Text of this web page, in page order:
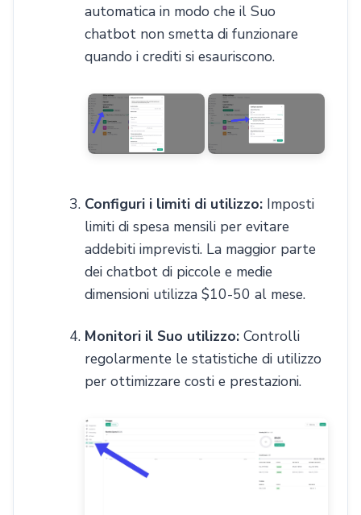
automatica in modo che il Suo
chatbot non smetta di funzionare
quando i crediti si esauriscono.
Configuri i limiti di utilizzo: Imposti
limiti di spesa mensili per evitare
addebiti imprevisti. La maggior parte
dei chatbot di piccole e medie
dimensioni utilizza $10-50 al mese.
Monitori il Suo utilizzo: Controlli
regolarmente le statistiche di utilizzo
per ottimizzare costi e prestazioni.